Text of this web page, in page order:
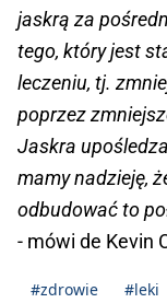
jaskrą za
tego, który jest
leczeniu, tj.
poprzez
Jaskra
mamy nadzieję,
odbudować to
- mówi de Kevin
#zdrowie #leki